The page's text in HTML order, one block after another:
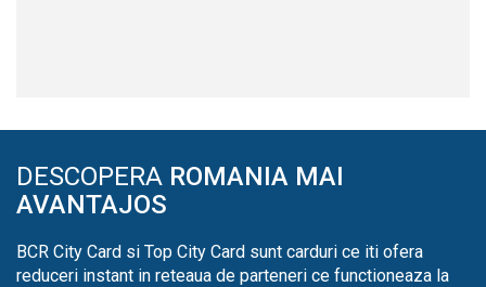
DESCOPERA ROMANIA MAI
AVANTAJOS
BCR City Card si Top City Card sunt carduri ce iti ofera
reduceri instant in reteaua de parteneri ce functioneaza la